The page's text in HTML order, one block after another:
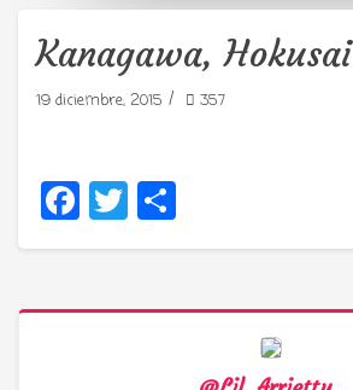
Kanagawa, Hokusai
19 diciembre, 2015 / 357
Facebook
Twitter